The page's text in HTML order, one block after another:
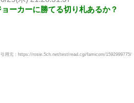
ーカーに勝てる切り札あるか？
引用元：https://rosie.5ch.net/test/read.cgi/famicom/1592999775/